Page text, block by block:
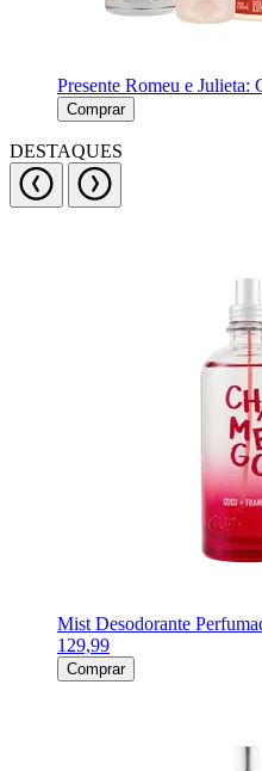
Presente Romeu e Julieta:
Comprar
DESTAQUES
Mist Desodorante
129,99
Comprar